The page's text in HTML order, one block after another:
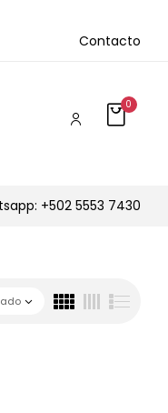
Contacto
0
+502 5553 7430